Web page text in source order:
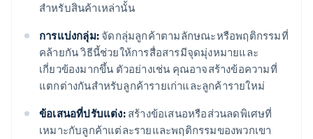
สำหรับสินค้าเหล่านั้น
การแบ่งกลุ่ม: จัดกลุ่มลูกค้าตามลักษณะหรือพฤติกรรมที่
คล้ายกัน วิธีนี้ช่วยให้การสื่อสารมีจุดมุ่งหมายและ
เกี่ยวข้องมากขึ้น ตัวอย่างเช่น คุณอาจสร้างข้อความที่
แตกต่างกันสำหรับลูกค้ารายเก่าและลูกค้ารายใหม่
ข้อเสนอที่ปรับแต่ง:สร้างข้อเสนอหรือส่วนลดพิเศษที่
เหมาะกับลูกค้าแต่ละรายและพฤติกรรมของพวกเขา